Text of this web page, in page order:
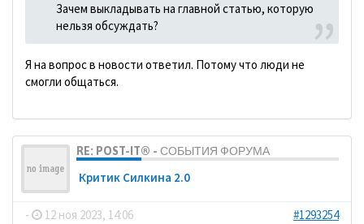
Зачем выкладывать на главной статью, которую
нельзя обсуждать?
Я на вопрос в новости ответил. Потому что люди не
смогли общаться.
RE: POST-IT® - СОБЫТИЯ ФОРУМА
Критик Силкина 2.0
- 12 ноя 2023, 14:06
#1293254